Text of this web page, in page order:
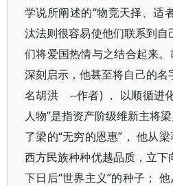
学说所阐述的“物竞天择、适
汰法则很容易使他们联系到
们将爱国热情与之结合起来
深刻启示，他甚至将自己的名
名胡洪 --作者) ， 以顺循进
人物”是指资产阶级维新主将
了梁的“无穷的恩惠”， 他从
西方民族种种优越品质，立下
下日后“世界主义”的种子；